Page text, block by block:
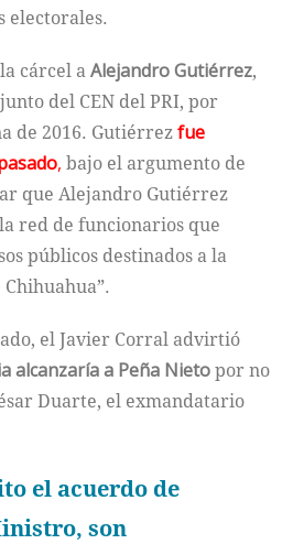
electorales.
cárcel aAlejandro Gutiérrez,
del CEN del PRI, por
de 2016. Gutiérrezfue
, bajo el argumento de
que Alejandro Gutiérrez
red de funcionarios que
públicos destinados a la
el Javier Corral advirtió
alcanzaría a Peña Nietopor no
Duarte, el exmandatario
el acuerdo de
son